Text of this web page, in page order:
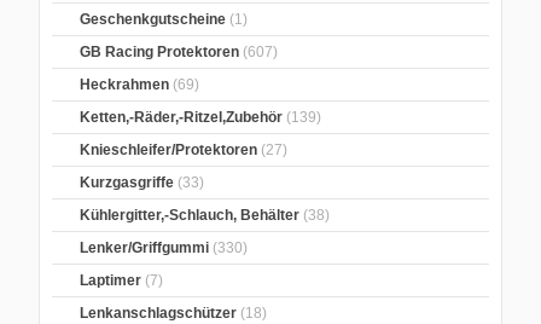
Geschenkgutscheine (1)
GB Racing Protektoren (607)
Heckrahmen (69)
Ketten,-Räder,-Ritzel,Zubehör (139)
Knieschleifer/Protektoren (27)
Kurzgasgriffe (33)
Kühlergitter,-Schlauch, Behälter (38)
Lenker/Griffgummi (330)
Laptimer (7)
Lenkanschlagschützer (18)